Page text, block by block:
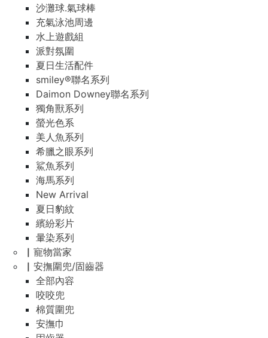
沙灘球.氣球棒
充氣泳池周邊
水上遊戲組
派對氛圍
夏日生活配件
smiley®聯名系列
Daimon Downey聯名系列
獨角獸系列
螢光色系
美人魚系列
希臘之眼系列
鯊魚系列
海馬系列
New Arrival
夏日豹紋
繽紛彩片
暈染系列
▏寵物當家
▏安撫圍兜/固齒器
全部內容
咬咬兜
棉質圍兜
安撫巾